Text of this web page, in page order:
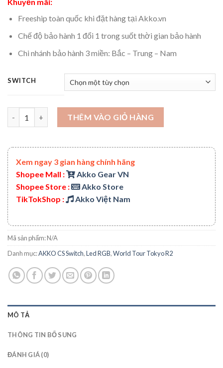
Khuyến mãi:
Freeship toàn quốc khi đặt hàng tại Akko.vn
Chế độ bảo hành 1 đổi 1 trong suốt thời gian bảo hành
Chi nhánh bảo hành 3 miền: Bắc – Trung – Nam
SWITCH
Bàn phím cơ AKKO 5108 World Tour Tokyo R2 SP (Hotswap /
THÊM VÀO GIỎ HÀNG
Xem ngay 3 gian hàng chính hãng
Shopee Mall :
Akko Gear VN
Shopee Store :
Akko Store
TikTokShop :
Akko Việt Nam
Mã sản phẩm:N/A
Danh mục:AKKO CS Switch,Led RGB,World Tour Tokyo R2
MÔ TẢ
THÔNG TIN BỔ SUNG
ĐÁNH GIÁ (0)